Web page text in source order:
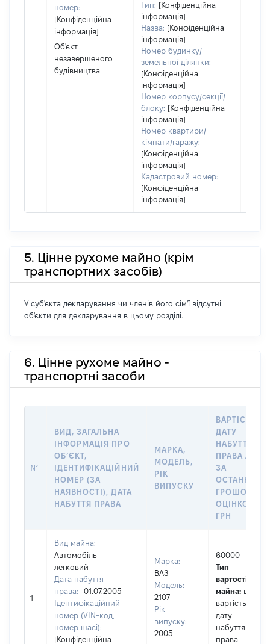
номер:
[Конфіденційна
інформація]
Об'єкт
незавершеного
будівництва
Тип: [Конфіденційна
інформація]
Назва: [Конфіденційна
інформація]
Номер будинку/
земельної ділянки:
[Конфіденційна
інформація]
Номер корпусу/секції/
блоку: [Конфіденційна
інформація]
Номер квартири/
кімнати/гаражу:
[Конфіденційна
інформація]
Кадастровий номер:
[Конфіденційна
інформація]
5. Цінне рухоме майно (крім
транспортних засобів)
У суб'єкта декларування чи членів його сім'ї відсутні
об'єкти для декларування в цьому розділі.
6. Цінне рухоме майно -
транспортні засоби
№
ВИД, ЗАГАЛЬНА
ІНФОРМАЦІЯ ПРО
ОБʼЄКТ,
ІДЕНТИФІКАЦІЙНИЙ
НОМЕР (ЗА
НАЯВНОСТІ), ДАТА
НАБУТТЯ ПРАВА
МАРКА,
МОДЕЛЬ,
РІК
ВИПУСКУ
ВАРТІСТЬ НА
ДАТУ
НАБУТТЯ
ПРАВА АБО
ЗА
ГРОШОВОЮ
ОЦІНКОЮ,
ГРН
1
Вид майна:
Автомобіль
легковий
Дата набуття
права:
01.07.2005
Ідентифікаційний
номер (VIN-код,
номер шасі):
[Конфіденційна
Марка:
ВАЗ
Модель:
2107
Рік
випуску:
2005
60000
Тип
вартості
майна: це
вартість на
дату
набуття
права